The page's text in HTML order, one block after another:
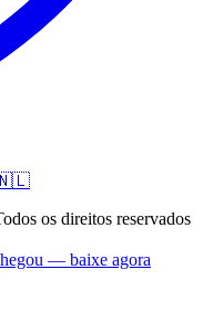
os direitos reservados
— baixe agora